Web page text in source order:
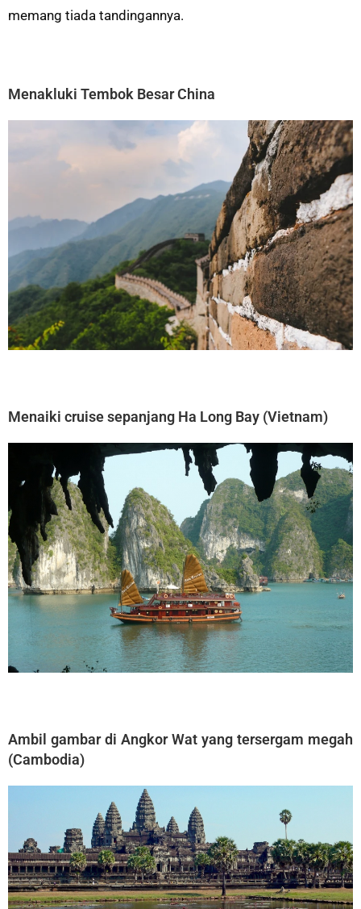
memang tiada tandingannya.
Menakluki Tembok Besar China
Menaiki cruise sepanjang Ha Long Bay (Vietnam)
Ambil gambar di Angkor Wat yang tersergam megah
(Cambodia)